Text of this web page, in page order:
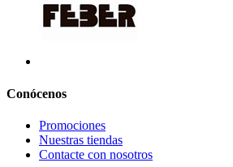
Conócenos
Promociones
Nuestras tiendas
Contacte con nosotros